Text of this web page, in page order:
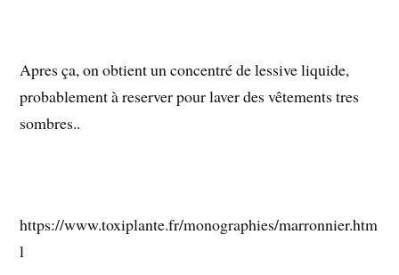
Apres ça, on obtient un concentré de lessive liquide,
probablement à reserver pour laver des vêtements tres
sombres..
https://www.toxiplante.fr/monographies/marronnier.htm
l